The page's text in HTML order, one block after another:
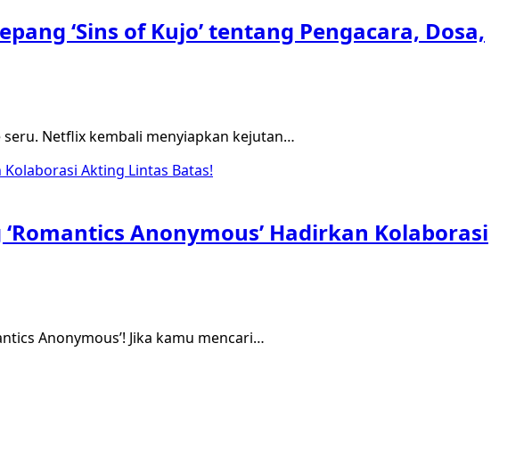
‘Sins of Kujo’ tentang Pengacara, Dosa,
seru. Netflix kembali menyiapkan kejutan…
Anonymous’ Hadirkan Kolaborasi
Anonymous’! Jika kamu mencari…